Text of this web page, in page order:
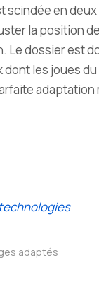
scindée en
la position
Le dossier est
dont les joues
adaptés